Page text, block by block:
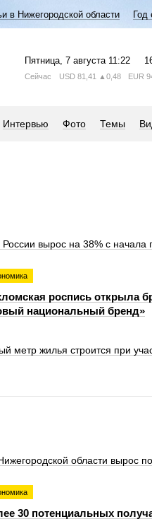
в Нижегородской области Год
Пятница, 7 августа 11:22
Сейчас USD 81,41 ▲0,48 EUR
Интервью Фото Темы
вырос на 38% с начала
роспись открыла
национальный бренд»
метр жилья строится при
области вырос
30 потенциальных